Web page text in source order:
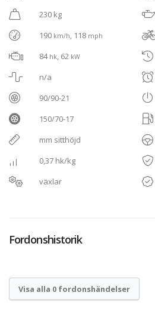
230 kg
190 km/h, 118 mph
84 hk, 62 kW
n/a
90/90-21
150/70-17
mm sitthöjd
0,37 hk/kg
växlar
Fordonshistorik
Visa alla 0 fordonshändelser